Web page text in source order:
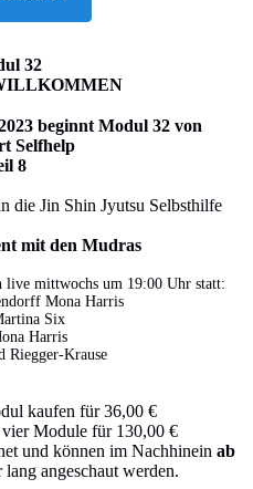
32
beginnt Modul 32 von
Selfhelp
8
die Jin Shin Jyutsu Selbsthilfe
mit den Mudras
mittwochs um 19:00 Uhr statt:
Mona Harris
Six
Harris
Riegger-Krause
kaufen für 36,00 €
Module für 130,00 €
und können im Nachhinein ab
angeschaut werden.